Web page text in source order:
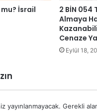
İsrail
2 BİN 054
Almaya
Cenaze
Eylül 18,
yayınlanmayacak. Gerekli